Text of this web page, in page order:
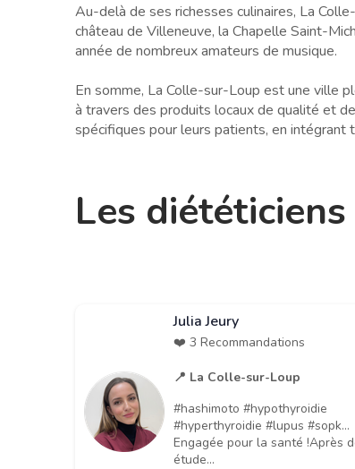
Au-delà de ses richesses culinaires, La
château de Villeneuve, la Chapelle Saint-
année de nombreux amateurs de musique.
En somme, La Colle-sur-Loup est une ville
à travers des produits locaux de qualité et
spécifiques pour leurs patients, en
Les
Julia Jeury
❤️ 3 Recommandations
📍 La Colle-sur-Loup
#hashimoto #hypothyroidie
#hyperthyroidie #lupus #sopk…
Engagée pour la santé !Après
étude...